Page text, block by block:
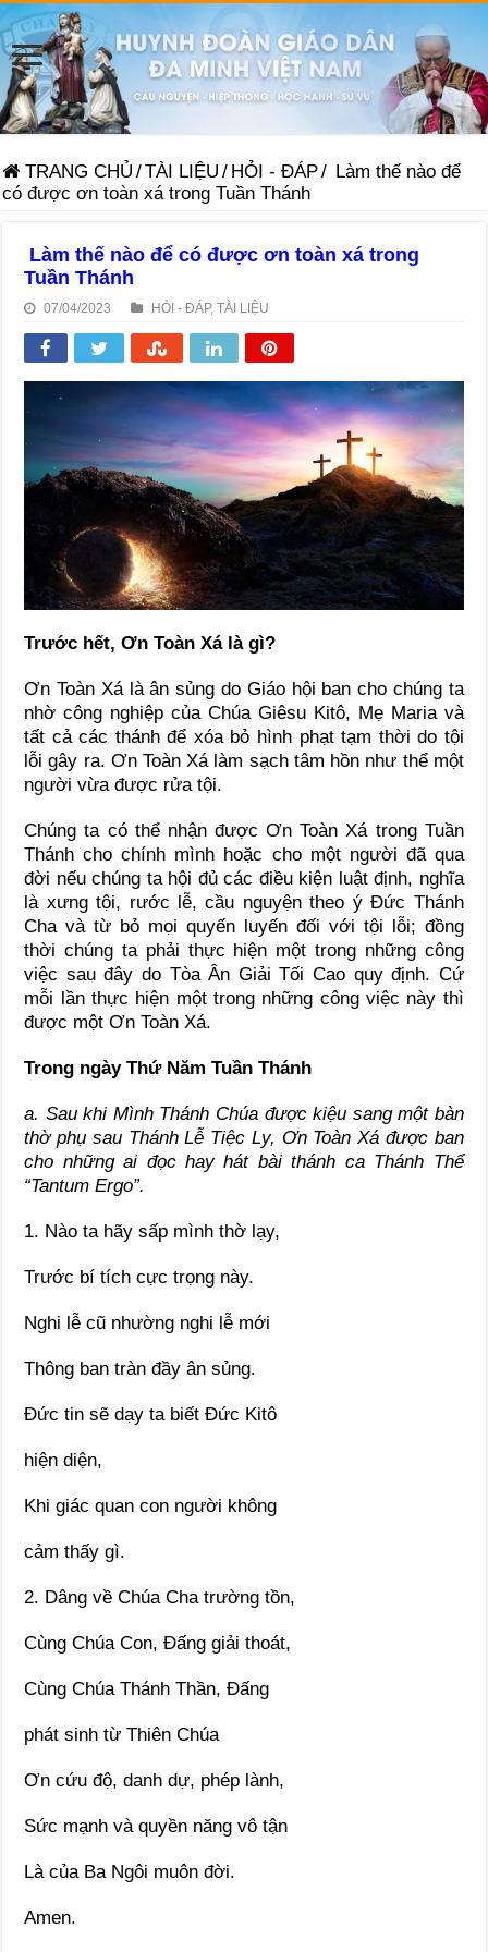
TRANG CHỦ /TÀI LIỆU / HỎI - ĐÁP/ Làm thế nào để
có được ơn toàn xá trong Tuần Thánh
Làm thế nào để có được ơn toàn xá trong
Tuần Thánh
07/04/2023 HỎI - ĐÁP,TÀI LIỆU
Trước hết, Ơn Toàn Xá là gì?
Ơn Toàn Xá là ân sủng do Giáo hội ban cho chúng ta
nhờ công nghiệp của Chúa Giêsu Kitô, Mẹ Maria và
tất cả các thánh để xóa bỏ hình phạt tạm thời do tội
lỗi gây ra. Ơn Toàn Xá làm sạch tâm hồn như thể một
người vừa được rửa tội.
Chúng ta có thể nhận được Ơn Toàn Xá trong Tuần
Thánh cho chính mình hoặc cho một người đã qua
đời nếu chúng ta hội đủ các điều kiện luật định, nghĩa
là xưng tội, rước lễ, cầu nguyện theo ý Đức Thánh
Cha và từ bỏ mọi quyến luyến đối với tội lỗi; đồng
thời chúng ta phải thực hiện một trong những công
việc sau đây do Tòa Ân Giải Tối Cao quy định. Cứ
mỗi lần thực hiện một trong những công việc này thì
được một Ơn Toàn Xá.
Trong ngày Thứ Năm Tuần Thánh
a. Sau khi Mình Thánh Chúa được kiệu sang một bàn
thờ phụ sau Thánh Lễ Tiệc Ly, Ơn Toàn Xá được ban
cho những ai đọc hay hát bài thánh ca Thánh Thể
“Tantum Ergo”.
1. Nào ta hãy sấp mình thờ lạy,
Trước bí tích cực trọng này.
Nghi lễ cũ nhường nghi lễ mới
Thông ban tràn đầy ân sủng.
Đức tin sẽ dạy ta biết Đức Kitô
hiện diện,
Khi giác quan con người không
cảm thấy gì.
2. Dâng về Chúa Cha trường tồn,
Cùng Chúa Con, Đấng giải thoát,
Cùng Chúa Thánh Thần, Đấng
phát sinh từ Thiên Chúa
Ơn cứu độ, danh dự, phép lành,
Sức mạnh và quyền năng vô tận
Là của Ba Ngôi muôn đời.
Amen.